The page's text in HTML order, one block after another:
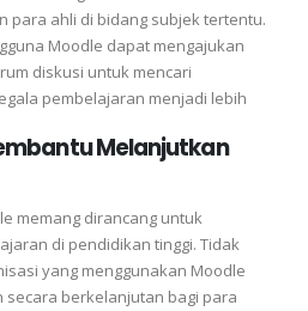
para ahli di bidang subjek tertentu.
Moodle dapat mengajukan
diskusi untuk mencari
pembelajaran menjadi lebih
Melanjutkan
memang dirancang untuk
di pendidikan tinggi. Tidak
yang menggunakan Moodle
berkelanjutan bagi para